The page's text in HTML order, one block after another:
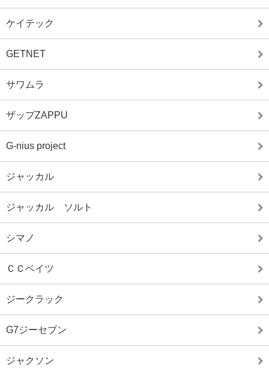
ケイテック
GETNET
サワムラ
ザップZAPPU
G-nius project
ジャッカル
ジャッカル ソルト
シマノ
ＣＣベイツ
ジークラック
G7ジーセブン
ジャクソン